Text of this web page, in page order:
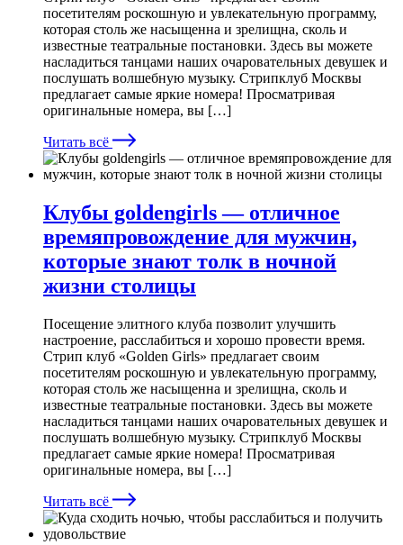
посетителям роскошную и увлекательную программу,
которая столь же насыщенна и зрелищна, сколь и
известные театральные постановки. Здесь вы можете
насладиться танцами наших очаровательных девушек и
послушать волшебную музыку. Стрипклуб Москвы
предлагает самые яркие номера! Просматривая
оригинальные номера, вы […]
Читать всё
Клубы goldengirls — отличное
времяпровождение для мужчин,
которые знают толк в ночной
жизни столицы
Посещение элитного клуба позволит улучшить
настроение, расслабиться и хорошо провести время.
Стрип клуб «Golden Girls» предлагает своим
посетителям роскошную и увлекательную программу,
которая столь же насыщенна и зрелищна, сколь и
известные театральные постановки. Здесь вы можете
насладиться танцами наших очаровательных девушек и
послушать волшебную музыку. Стрипклуб Москвы
предлагает самые яркие номера! Просматривая
оригинальные номера, вы […]
Читать всё